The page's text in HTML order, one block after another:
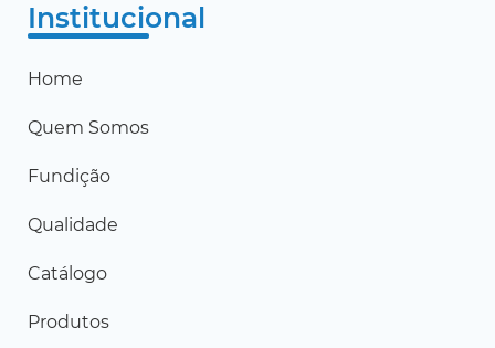
Institucional
Home
Quem Somos
Fundição
Qualidade
Catálogo
Produtos